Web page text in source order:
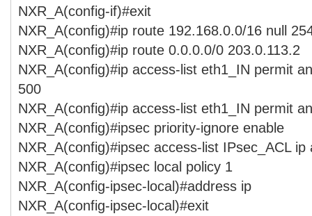
NXR_A(config-if)#exit
NXR_A(config)#ip route 192.168.0.0/16 null
NXR_A(config)#ip route 0.0.0.0/0 203.0.113.2
NXR_A(config)#ip access-list eth1_IN permit
500
NXR_A(config)#ip access-list eth1_IN permit
NXR_A(config)#ipsec priority-ignore enable
NXR_A(config)#ipsec access-list IPsec_ACL ip
NXR_A(config)#ipsec local policy 1
NXR_A(config-ipsec-local)#address ip
NXR_A(config-ipsec-local)#exit